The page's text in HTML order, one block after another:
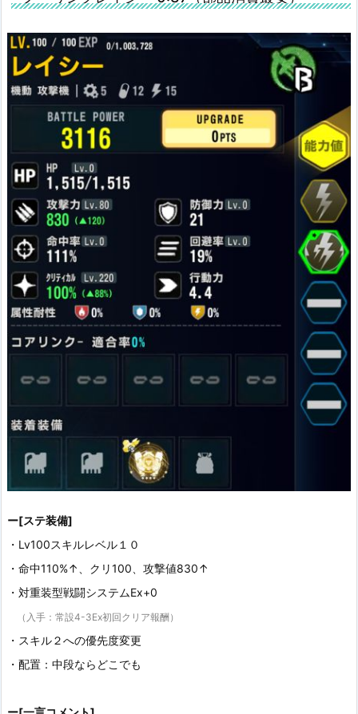
ー[ステ装備]
・Lv100スキルレベル１０
・命中110%↑、クリ100、攻撃値830↑
・対重装型戦闘システムEx+0
（入手：常設4-3Ex初回クリア報酬）
・スキル２への優先度変更
・配置：中段ならどこでも